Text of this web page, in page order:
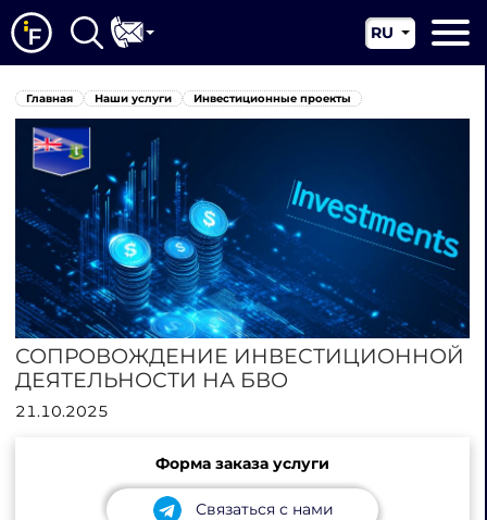
О нас
Новости
Юрисдикции
Контакты
RU
EN
Главная Наши услуги Инвестиционные проекты
СОПРОВОЖДЕНИЕ ИНВЕСТИЦИОННОЙ
ДЕЯТЕЛЬНОСТИ НА БВО
21.10.2025
Форма заказа услуги
Связаться с нами